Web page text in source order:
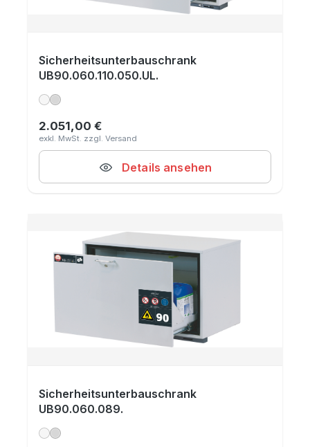
Sicherheitsunterbauschrank
UB90.060.110.050.UL.
Regulärer Preis:
2.051,00 €
Details ansehen
Sicherheitsunterbauschrank
UB90.060.089.